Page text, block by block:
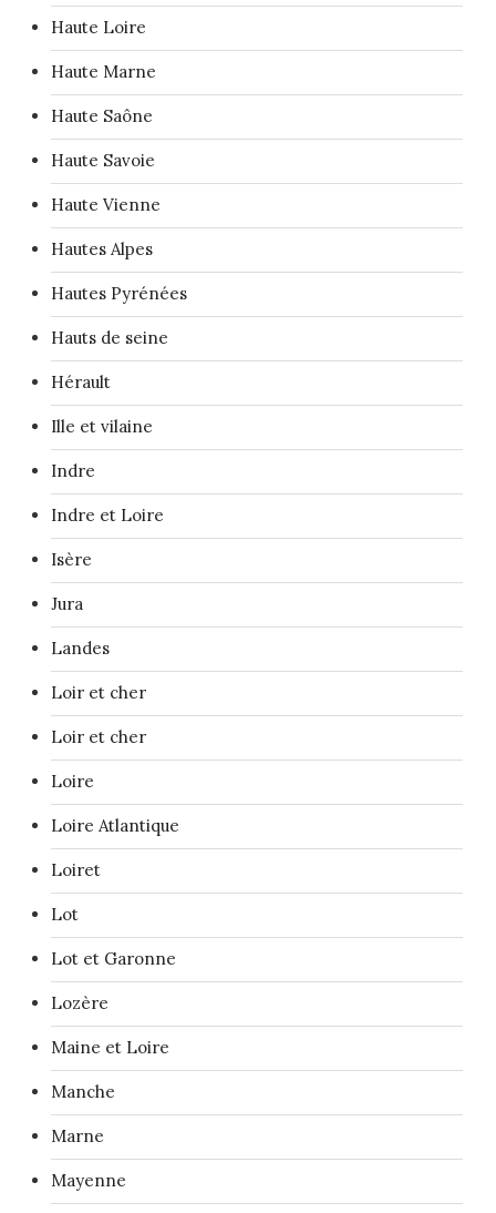
Haute Loire
Haute Marne
Haute Saône
Haute Savoie
Haute Vienne
Hautes Alpes
Hautes Pyrénées
Hauts de seine
Hérault
Ille et vilaine
Indre
Indre et Loire
Isère
Jura
Landes
Loir et cher
Loir et cher
Loire
Loire Atlantique
Loiret
Lot
Lot et Garonne
Lozère
Maine et Loire
Manche
Marne
Mayenne